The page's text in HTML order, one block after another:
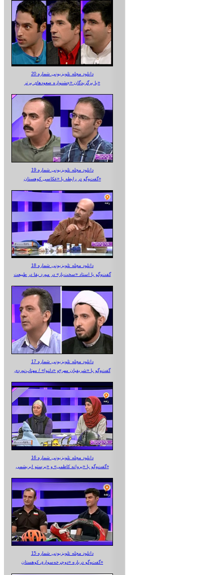
دانلود مجله تلویزیونی شماره 20
با برگزیدگان «جشنواره صعودهای برتر»
دانلود مجله تلویزیونی شماره 19
گفت‌وگو در رابطه با «عکاسی کوهستان»
دانلود مجله تلویزیونی شماره 18
گفت‌وگو با استاد «سخت‌باز» در مورد بقا در طبیعت
دانلود مجله تلویزیونی شماره 17
گفت‌وگو با «شریفیان مهر»‌و «دلنوا» / مهتاب‌نوردی
دانلود مجله تلویزیونی شماره 16
گفت‌وگو با «پروانه کاظمی» و «پرستو‌ ابریشمی»
دانلود مجله تلویزیونی شماره 15
گفت‌وگو درباره «دوچرخه‌سواری کوهستان»